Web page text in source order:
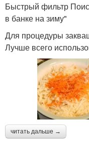
Быстрый фильтр
в банке на зиму"
Для процедуры
Лучше всего
читать дальше →